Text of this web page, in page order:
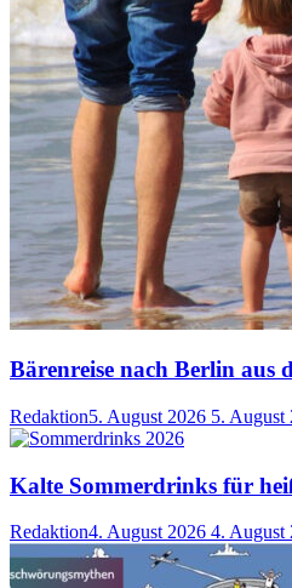
Bärenreise nach Berlin aus
Redaktion5. August 2026 5. August
Kalte Sommerdrinks für
Redaktion4. August 2026 4. August